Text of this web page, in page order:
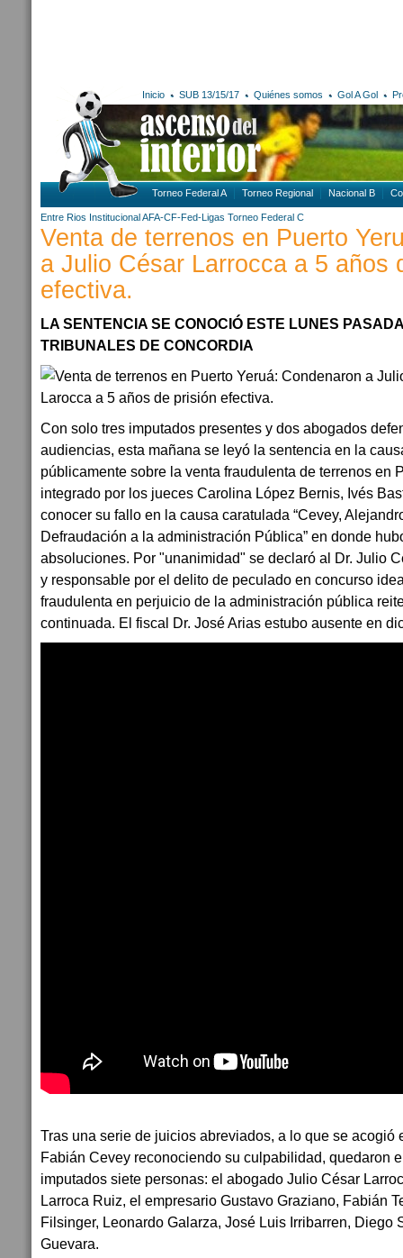
Inicio SUB 13/15/17 Quiénes somos Gol A Gol
Torneo Federal A Torneo Regional Nacional B
Entre Rios Institucional AFA-CF-Fed-Ligas Torneo Federal C
Venta de terrenos en Puerto
a Julio César Larrocca a 5 años
efectiva.
LA SENTENCIA SE CONOCIÓ ESTE LUNES
TRIBUNALES DE CONCORDIA
Con solo tres imputados presentes y dos abogados
audiencias, esta mañana se leyó la sentencia en la
públicamente sobre la venta fraudulenta de terrenos en
integrado por los jueces Carolina López Bernis, Ivés
conocer su fallo en la causa caratulada “Cevey,
Defraudación a la administración Pública” en donde
absoluciones. Por "unanimidad" se declaró al Dr. Julio
y responsable por el delito de peculado en concurso
fraudulenta en perjuicio de la administración pública
continuada. El fiscal Dr. José Arias estubo ausente en
Tras una serie de juicios abreviados, a lo que se acogió
Fabián Cevey reconociendo su culpabilidad, quedaron
imputados siete personas: el abogado Julio César
Larroca Ruiz, el empresario Gustavo Graziano, Fabián
Filsinger, Leonardo Galarza, José Luis Irribarren, Diego
Guevara.